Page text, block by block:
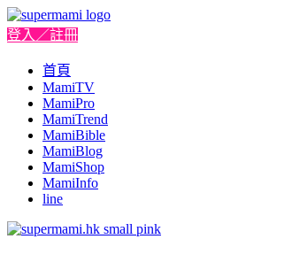
登入／註冊
首頁
MamiTV
MamiPro
MamiTrend
MamiBible
MamiBlog
MamiShop
MamiInfo
line